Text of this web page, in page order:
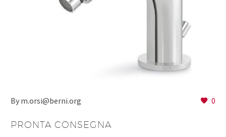
0
By m.orsi@berni.org
PRONTA CONSEGNA